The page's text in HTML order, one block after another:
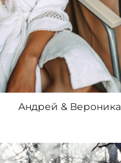
Андрей & Вероника